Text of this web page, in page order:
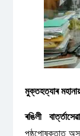
মুক্তহত্যাৰ
ৰঙিলী বাৰ্ত্তাসেৱা
পৃষ্ঠপোষকতাত